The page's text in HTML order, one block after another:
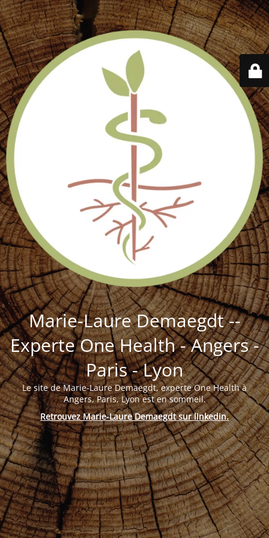
Marie-Laure Demaegdt --
Experte One Health - Angers -
Paris - Lyon
Le site de Marie-Laure Demaegdt, experte One Health à
Angers, Paris, Lyon est en sommeil.
Retrouvez Marie-Laure Demaegdt sur linkedin.